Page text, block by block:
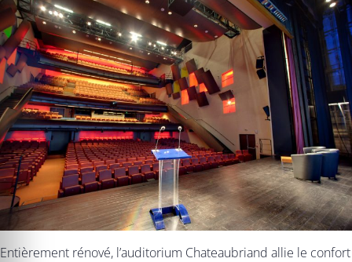
Entièrement rénové, l’auditorium Chateaubriand allie le confort